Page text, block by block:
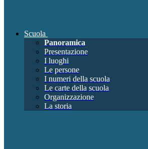
Scuola
Panoramica
Presentazione
I luoghi
Le persone
I numeri della scuola
Le carte della scuola
Organizzazione
La storia